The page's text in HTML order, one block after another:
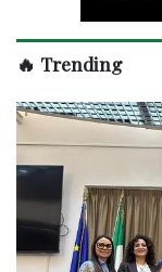
🔥 Trending